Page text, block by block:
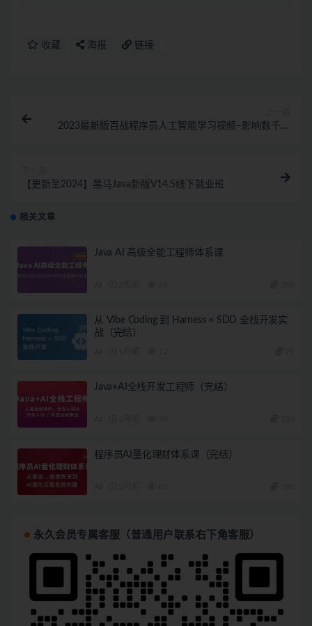
收藏 海报 链接
2023最新版百战程序员人工智能学习视频–影响数千万
【更新至2024】黑马Java新版V14.5线下就业班
相关文章
Java AI 高级全能工程师体系课
从 Vibe Coding 到 Harness × SDD 全栈开发实
战（完结）
Java+AI全栈开发工程师（完结）
程序员AI量化理财体系课（完结）
永久会员专属客服（普通用户联系右下角客服）